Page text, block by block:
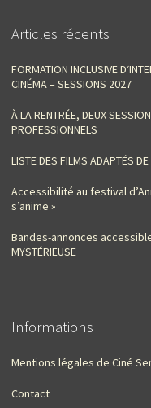
Articles récents
FORMATION INCLUSIVE
CINÉMA – SESSIONS 2027
À LA RENTRÉE, DEUX
PROFESSIONNELS
LISTE DES FILMS ADAPTÉS
Accessibilité au festival
s’anime »
Bandes-annonces
MYSTÉRIEUSE
Informations
Mentions légales de Ciné
Contact